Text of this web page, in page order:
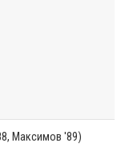
Максимов '89)